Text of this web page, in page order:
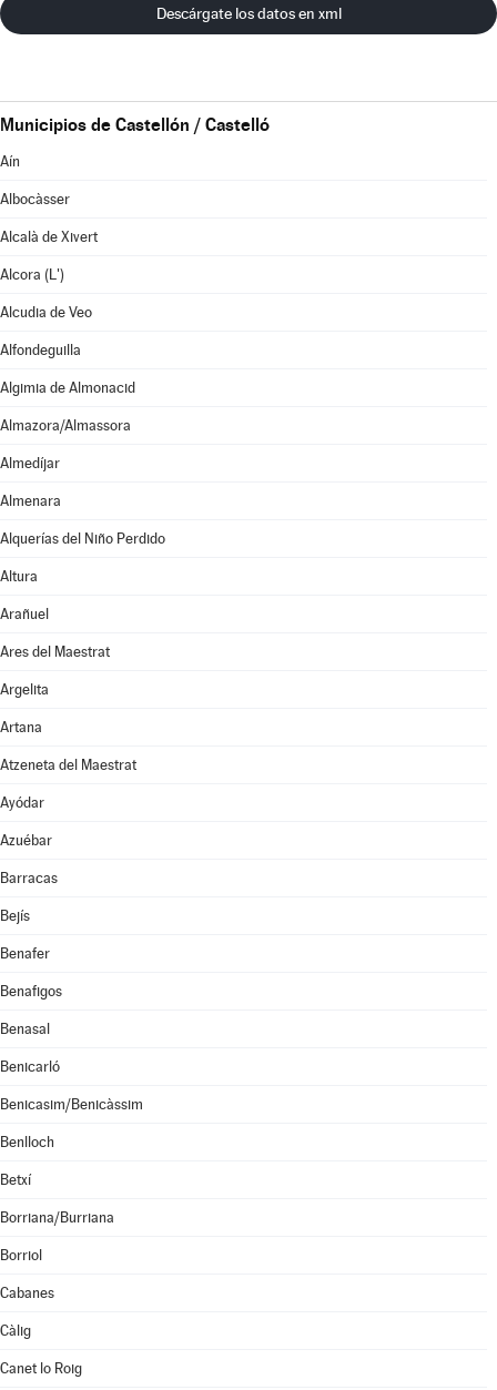
Descárgate los datos en xml
Municipios de Castellón / Castelló
Aín
Albocàsser
Alcalà de Xivert
Alcora (L')
Alcudia de Veo
Alfondeguilla
Algimia de Almonacid
Almazora/Almassora
Almedíjar
Almenara
Alquerías del Niño Perdido
Altura
Arañuel
Ares del Maestrat
Argelita
Artana
Atzeneta del Maestrat
Ayódar
Azuébar
Barracas
Bejís
Benafer
Benafigos
Benasal
Benicarló
Benicasim/Benicàssim
Benlloch
Betxí
Borriana/Burriana
Borriol
Cabanes
Càlig
Canet lo Roig